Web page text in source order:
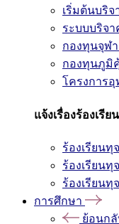
เริ่มต้นบริจ
ระบบบริจ
กองทุนจุฬ
กองทุนภูมิ
โครงการ
แจ้งเรื่องร้องเรีย
ร้องเรียน
ร้องเรียน
ร้องเรียน
การศึกษา
ย้อนกลั